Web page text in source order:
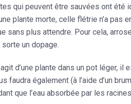
qui peuvent être sauvées ont été
plante morte, celle flétrie n’a
sans plus attendre. Pour cela,
sorte un dopage.
d’une plante dans un pot léger,
faudra également (à l’aide d’un
que l’eau absorbée par les